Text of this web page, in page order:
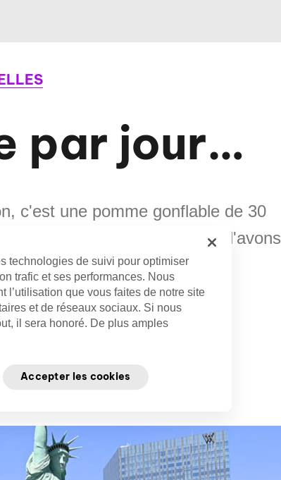
par jour…
c'est une pomme gonflable de 30
Las Vegas (et c'est nous qui l'avons
là) !
technologies de suivi pour optimiser
trafic et ses performances. Nous
l’utilisation que vous faites de notre site
et de réseaux sociaux. Si nous
il sera honoré. De plus amples
Accepter les cookies